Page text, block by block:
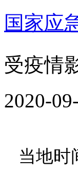
国家应
受疫情
2020-
当地时